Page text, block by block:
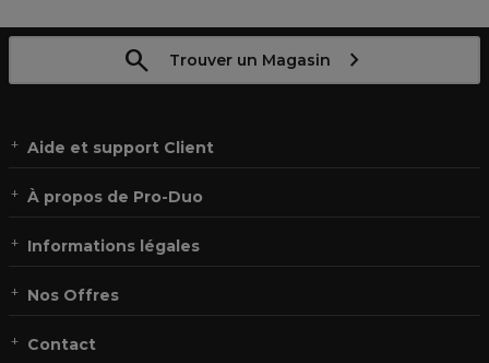
Trouver un Magasin
Aide et support Client
À propos de Pro-Duo
Informations légales
Nos Offres
Contact